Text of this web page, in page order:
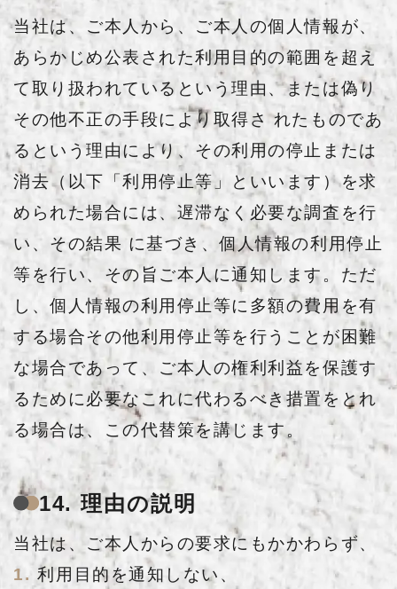
当社は、ご本人から、ご本人の個人情報が、
あらかじめ公表された利用目的の範囲を超え
て取り扱われているという理由、または偽り
その他不正の手段により取得さ れたものであ
るという理由により、その利用の停止または
消去（以下「利用停止等」といいます）を求
められた場合には、遅滞なく必要な調査を行
い、その結果 に基づき、個人情報の利用停止
等を行い、その旨ご本人に通知します。ただ
し、個人情報の利用停止等に多額の費用を有
する場合その他利用停止等を行うことが困難
な場合であって、ご本人の権利利益を保護す
るために必要なこれに代わるべき措置をとれ
る場合は、この代替策を講じます。
14. 理由の説明
当社は、ご本人からの要求にもかかわらず、
利用目的を通知しない、